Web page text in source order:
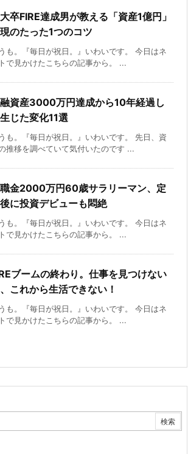
卒FIRE達成男が教える「資産1億円」
のたった1つのコツ
も。『毎日が祝日。』いわいです。 今日はネ
で見かけたこちらの記事から。 ...
資産3000万円達成から10年経過し
じた変化11選
も。『毎日が祝日。』いわいです。 先日、資
推移を調べていて気付いたのです ...
金2000万円60歳サラリーマン、定
に投資デビューも悶絶
も。『毎日が祝日。』いわいです。 今日はネ
で見かけたこちらの記事から。 ...
ブームの終わり。仕事を見つけない
これから生活できない！
も。『毎日が祝日。』いわいです。 今日はネ
で見かけたこちらの記事から。 ...